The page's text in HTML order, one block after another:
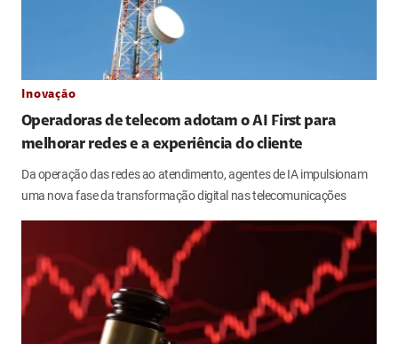
Inovação
Operadoras de telecom adotam o AI First para
melhorar redes e a experiência do cliente
Da operação das redes ao atendimento, agentes de IA impulsionam
uma nova fase da transformação digital nas telecomunicações